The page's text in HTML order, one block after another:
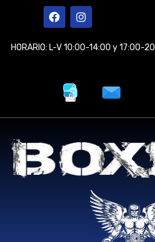
F
a
e
b
I
n
t
a
HORARIO: L-V 10:00-14:00 y 17:00-